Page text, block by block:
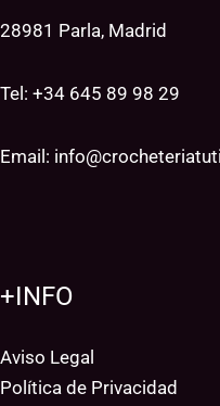
28981 Parla, Madrid
Tel: +34 645 89 98 29
Email:
+INFO
Aviso Legal
Política de Privacidad